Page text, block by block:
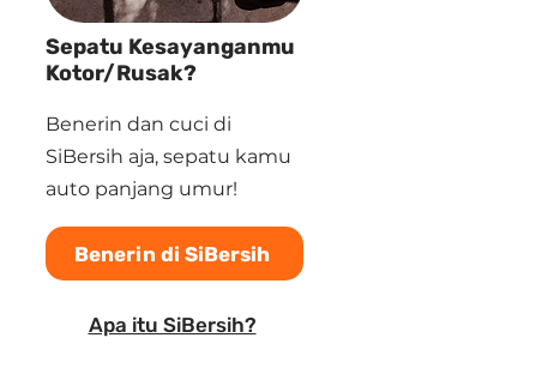
Sepatu Kesayanganmu
Kotor/Rusak?
Benerin dan cuci di
SiBersih aja, sepatu kamu
auto panjang umur!
Benerin di SiBersih
Apa itu SiBersih?